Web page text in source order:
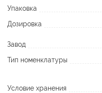
Упаковка
Дозировка
Завод
Тип номенклатуры
Условие хранения